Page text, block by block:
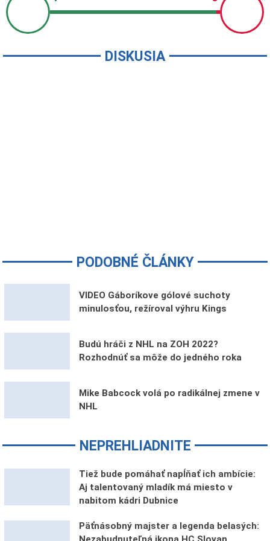
DISKUSIA
PODOBNÉ ČLÁNKY
VIDEO Gáboríkove gólové suchoty
minulosťou, režíroval výhru Kings
Budú hráči z NHL na ZOH 2022?
Rozhodnúť sa môže do jedného roka
Mike Babcock volá po radikálnej zmene v
NHL
NEPREHLIADNITE
Tiež bude pomáhať napĺňať ich ambície:
Aj talentovaný mladík má miesto v
nabitom kádri Dubnice
Päťnásobný majster a legenda belasých: